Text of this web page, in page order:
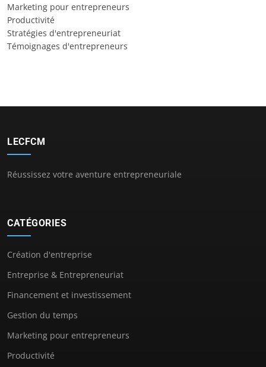
Marketing pour entrepreneurs
Productivité
Stratégies d'entrepreneuriat
Témoignages d'entrepreneurs
LECFCM
Réussissez votre aventure entrepreneuriale
CATÉGORIES
Création d'entreprise
Entreprise & Entrepreneuriat
Financement et investissement
Gestion du temps
Marketing pour entrepreneurs
Productivité